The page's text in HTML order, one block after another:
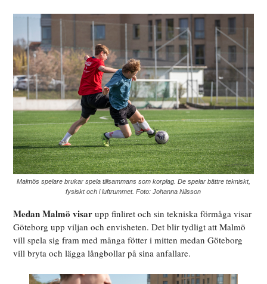
Malmös spelare brukar spela tillsammans som korplag. De spelar bättre tekniskt,
fysiskt och i luftrummet. Foto: Johanna Nilsson
Medan Malmö visar upp finliret och sin tekniska förmåga visar
Göteborg upp viljan och envisheten. Det blir tydligt att Malmö
vill spela sig fram med många fötter i mitten medan Göteborg
vill bryta och lägga långbollar på sina anfallare.